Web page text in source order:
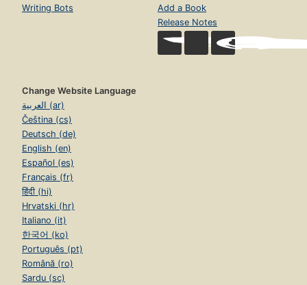
Writing Bots
Add a Book
Release Notes
Change Website Language
العربية (ar)
Čeština (cs)
Deutsch (de)
English (en)
Español (es)
Français (fr)
हिंदी (hi)
Hrvatski (hr)
Italiano (it)
한국어 (ko)
Português (pt)
Română (ro)
Sardu (sc)